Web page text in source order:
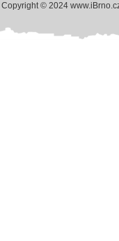
Copyright © 2024